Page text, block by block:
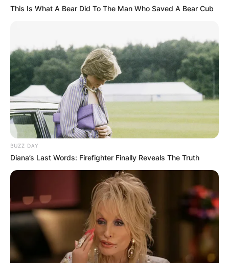
This Is What A Bear Did To The Man Who Saved A Bear Cub
BUZZ DAY
Diana’s Last Words: Firefighter Finally Reveals The Truth